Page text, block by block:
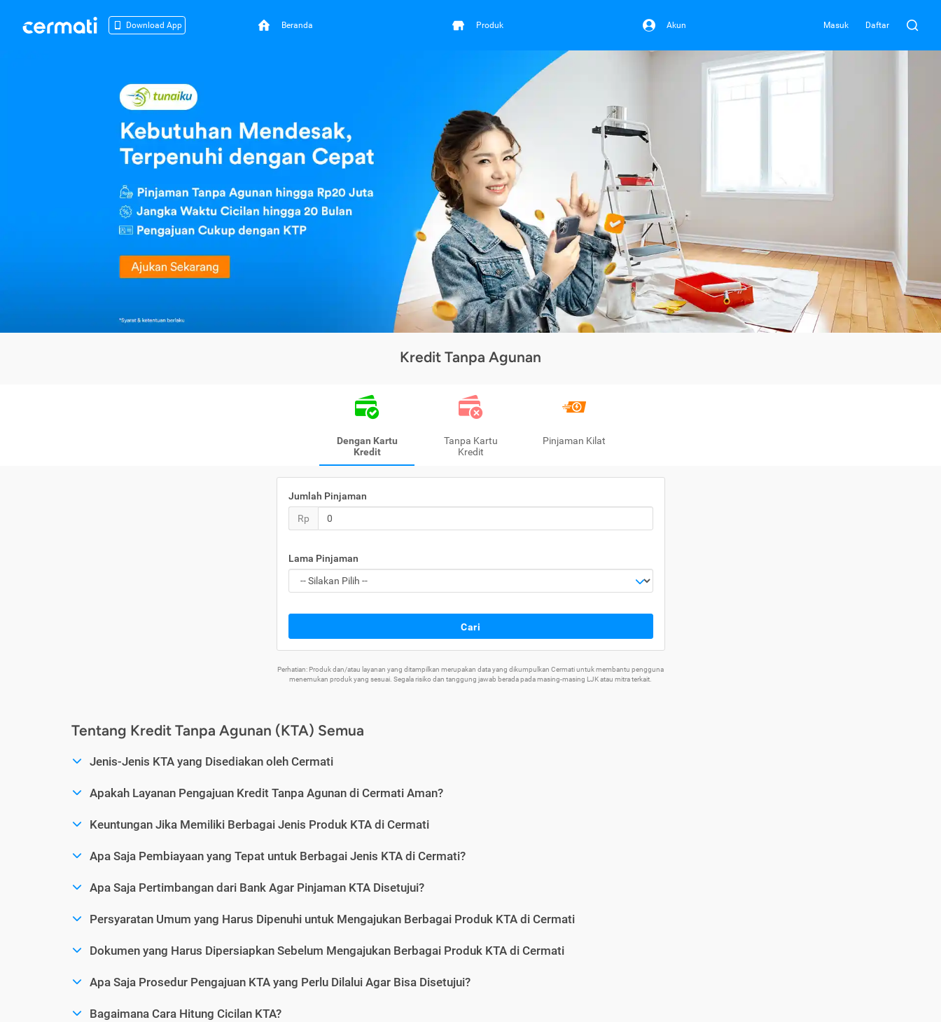
Download App Beranda Produk Akun Masuk Daftar
Kredit Tanpa Agunan
Dengan Kartu
Kredit
Tanpa Kartu
Kredit
Pinjaman Kilat
Jumlah Pinjaman
Rp
Lama Pinjaman
Cari
Perhatian: Produk dan/atau layanan yang ditampilkan merupakan data yang dikumpulkan Cermati untuk membantu pengguna
menemukan produk yang sesuai. Segala risiko dan tanggung jawab berada pada masing-masing LJK atau mitra terkait.
Tentang Kredit Tanpa Agunan (KTA) Semua
Jenis-Jenis KTA yang Disediakan oleh Cermati
Apakah Layanan Pengajuan Kredit Tanpa Agunan di Cermati Aman?
Keuntungan Jika Memiliki Berbagai Jenis Produk KTA di Cermati
Apa Saja Pembiayaan yang Tepat untuk Berbagai Jenis KTA di Cermati?
Apa Saja Pertimbangan dari Bank Agar Pinjaman KTA Disetujui?
Persyaratan Umum yang Harus Dipenuhi untuk Mengajukan Berbagai Produk KTA di Cermati
Dokumen yang Harus Dipersiapkan Sebelum Mengajukan Berbagai Produk KTA di Cermati
Apa Saja Prosedur Pengajuan KTA yang Perlu Dilalui Agar Bisa Disetujui?
Bagaimana Cara Hitung Cicilan KTA?